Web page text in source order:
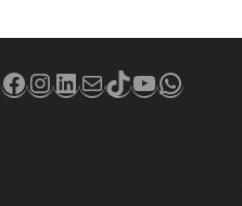
Facebook
Instagram
LinkedIn
MailTikTok
YouTube